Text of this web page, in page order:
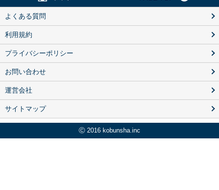
よくある質問
利用規約
プライバシーポリシー
お問い合わせ
運営会社
サイトマップ
Ⓒ 2016 kobunsha.inc